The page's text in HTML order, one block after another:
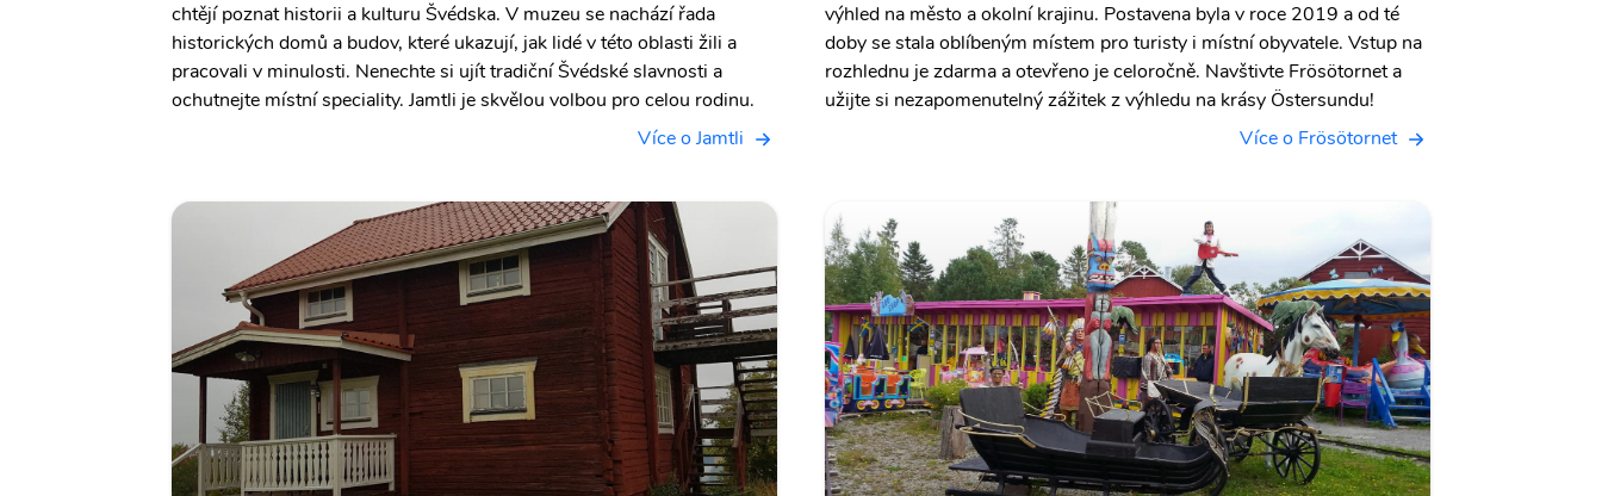
chtějí poznat historii a kulturu Švédska. V muzeu se nachází řada
historických domů a budov, které ukazují, jak lidé v této oblasti žili a
pracovali v minulosti. Nenechte si ujít tradiční Švédské slavnosti a
ochutnejte místní speciality. Jamtli je skvělou volbou pro celou rodinu.
Více o Jamtli
výhled na město a okolní krajinu. Postavena byla v roce 2019 a od té
doby se stala oblíbeným místem pro turisty i místní obyvatele. Vstup na
rozhlednu je zdarma a otevřeno je celoročně. Navštivte Frösötornet a
užijte si nezapomenutelný zážitek z výhledu na krásy Östersundu!
Více o Frösötornet